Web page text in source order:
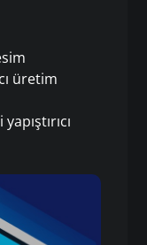
üretim